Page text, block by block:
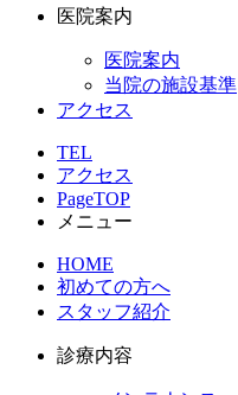
医院案内
医院案内
当院の施設基準
アクセス
TEL
アクセス
PageTOP
メニュー
HOME
初めての方へ
スタッフ紹介
診療内容